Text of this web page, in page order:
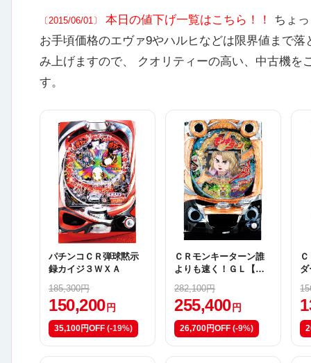
〔2015/06/01〕 本日の値下げ一覧はこちら！！
ちょ
お手頃価格のエヴァ9やハルヒなどは限界値まで
み上げますので、 クオリティーの高い、中古機
す。
パチンコＣＲ弾球黙示
録カイジ３ＷＸＡ
185,300円
150,200 円
35,100円OFF (-19%)
ＣＲモンキーターン誰
よりも速く！ＧＬ【甘
282,100円
255,400 円
26,700円OFF (-9%)